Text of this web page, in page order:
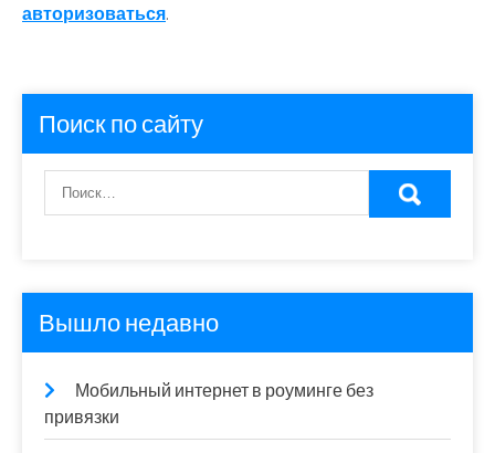
авторизоваться.
Поиск по сайту
Вышло недавно
Мобильный интернет в роуминге без
привязки